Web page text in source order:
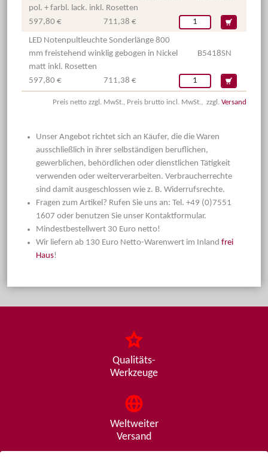
pol. + farbl. lack. inkl. Rosetten
597,80 € 711,38 €
LED Notenpultleuchte Sonderlänge 800
mm freistehend winklig gebogen in Nickel
matt inkl. Rosetten
B5418SN
597,80 € 711,38 €
Preis netto zzgl. MwSt., Preis brutto incl. MwSt., zzgl. Versand
Unser Angebot richtet sich an Käufer, die die Waren
ausschließlich in ihrer selbständigen beruflichen,
gewerblichen, behördlichen oder dienstlichen Tätigkeit
verwenden oder weiterverarbeiten. Verbraucherrechte
sind damit ausgeschlossen wie z. B. Widerrufsrechte.
Fragen zum Artikel? Rufen Sie uns an: Tel. +49 (0)7551
1607 oder benutzen Sie unser Kontaktformular.
Mindestbestellwert 30 Euro netto!
Wir liefern ab 130 Euro Netto-Warenwert im Inland frei
Haus!
Qualitäts-
Werkzeuge
Weltweiter
Versand